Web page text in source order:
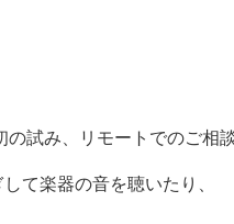
試み、リモートでのご相
て楽器の音を聴いたり、